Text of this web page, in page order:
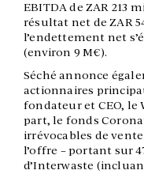
EBITDA de ZAR 213
résultat net de ZAR
l’endettement net
(environ 9 M€).
Séché annonce
actionnaires
fondateur et CEO, le
part, le fonds
irrévocables de
l’offre – portant sur
d’Interwaste